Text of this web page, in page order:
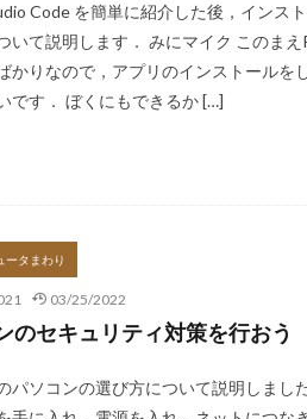
Code を簡単に紹介した後，インス
いて説明します． みにマイク このまえ
かりなので，アプリのインストールを
です． ぼくにもできるか […]
ータまわり
03/25/2022
のセキュリティ対策を行おう
パソコンの選び方について説明しまし